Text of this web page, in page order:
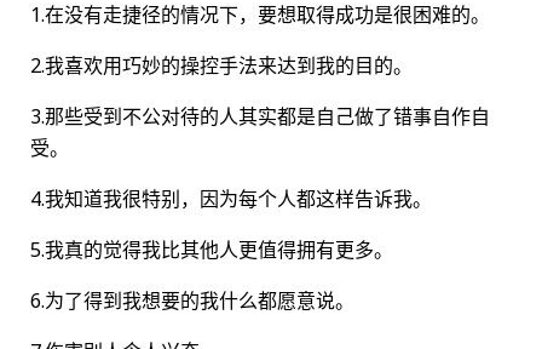
1.在没有走捷径的情况下，要想取得成功是很困难的。
2.我喜欢用巧妙的操控手法来达到我的目的。
3.那些受到不公对待的人其实都是自己做了错事自作自
受。
4.我知道我很特别，因为每个人都这样告诉我。
5.我真的觉得我比其他人更值得拥有更多。
6.为了得到我想要的我什么都愿意说。